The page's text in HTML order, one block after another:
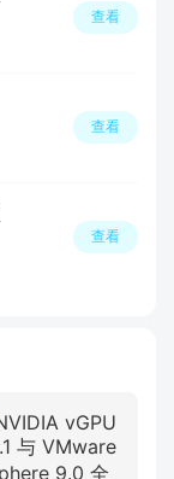
查看
查看
查看